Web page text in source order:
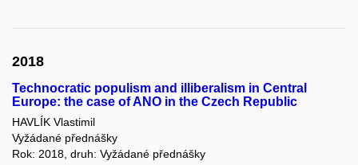
2018
Technocratic populism and illiberalism in Central
Europe: the case of ANO in the Czech Republic
HAVLÍK Vlastimil
Vyžádané přednášky
Rok: 2018, druh: Vyžádané přednášky